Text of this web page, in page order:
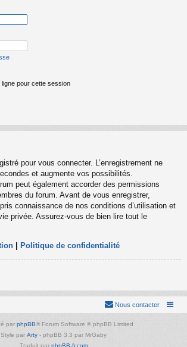
pour cette session
pour vous connecter. L’enregistrement ne
et augmente vos possibilités.
peut également accorder des permissions
du forum. Avant de vous enregistrer,
connaissance de nos conditions d’utilisation et
privée. Assurez-vous de bien lire tout le
| Politique de confidentialité
Nous contacter
par phpBB® Forum Software © phpBB Limited
Style par Arty - phpBB 3.3 par MrGaby
Traduit par phpBB-fr.com